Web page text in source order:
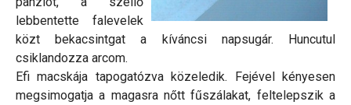
lebbentette falevelek
közt bekacsintgat a kíváncsi napsugár. Huncutul
csiklandozza arcom.
Efi macskája tapogatózva közeledik. Fejével kényesen
megsimogatja a magasra nőtt fűszálakat, feltelepszik a